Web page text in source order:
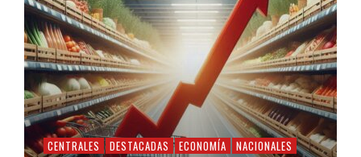
CENTRALES DESTACADAS ECONOMÍA NACIONALES